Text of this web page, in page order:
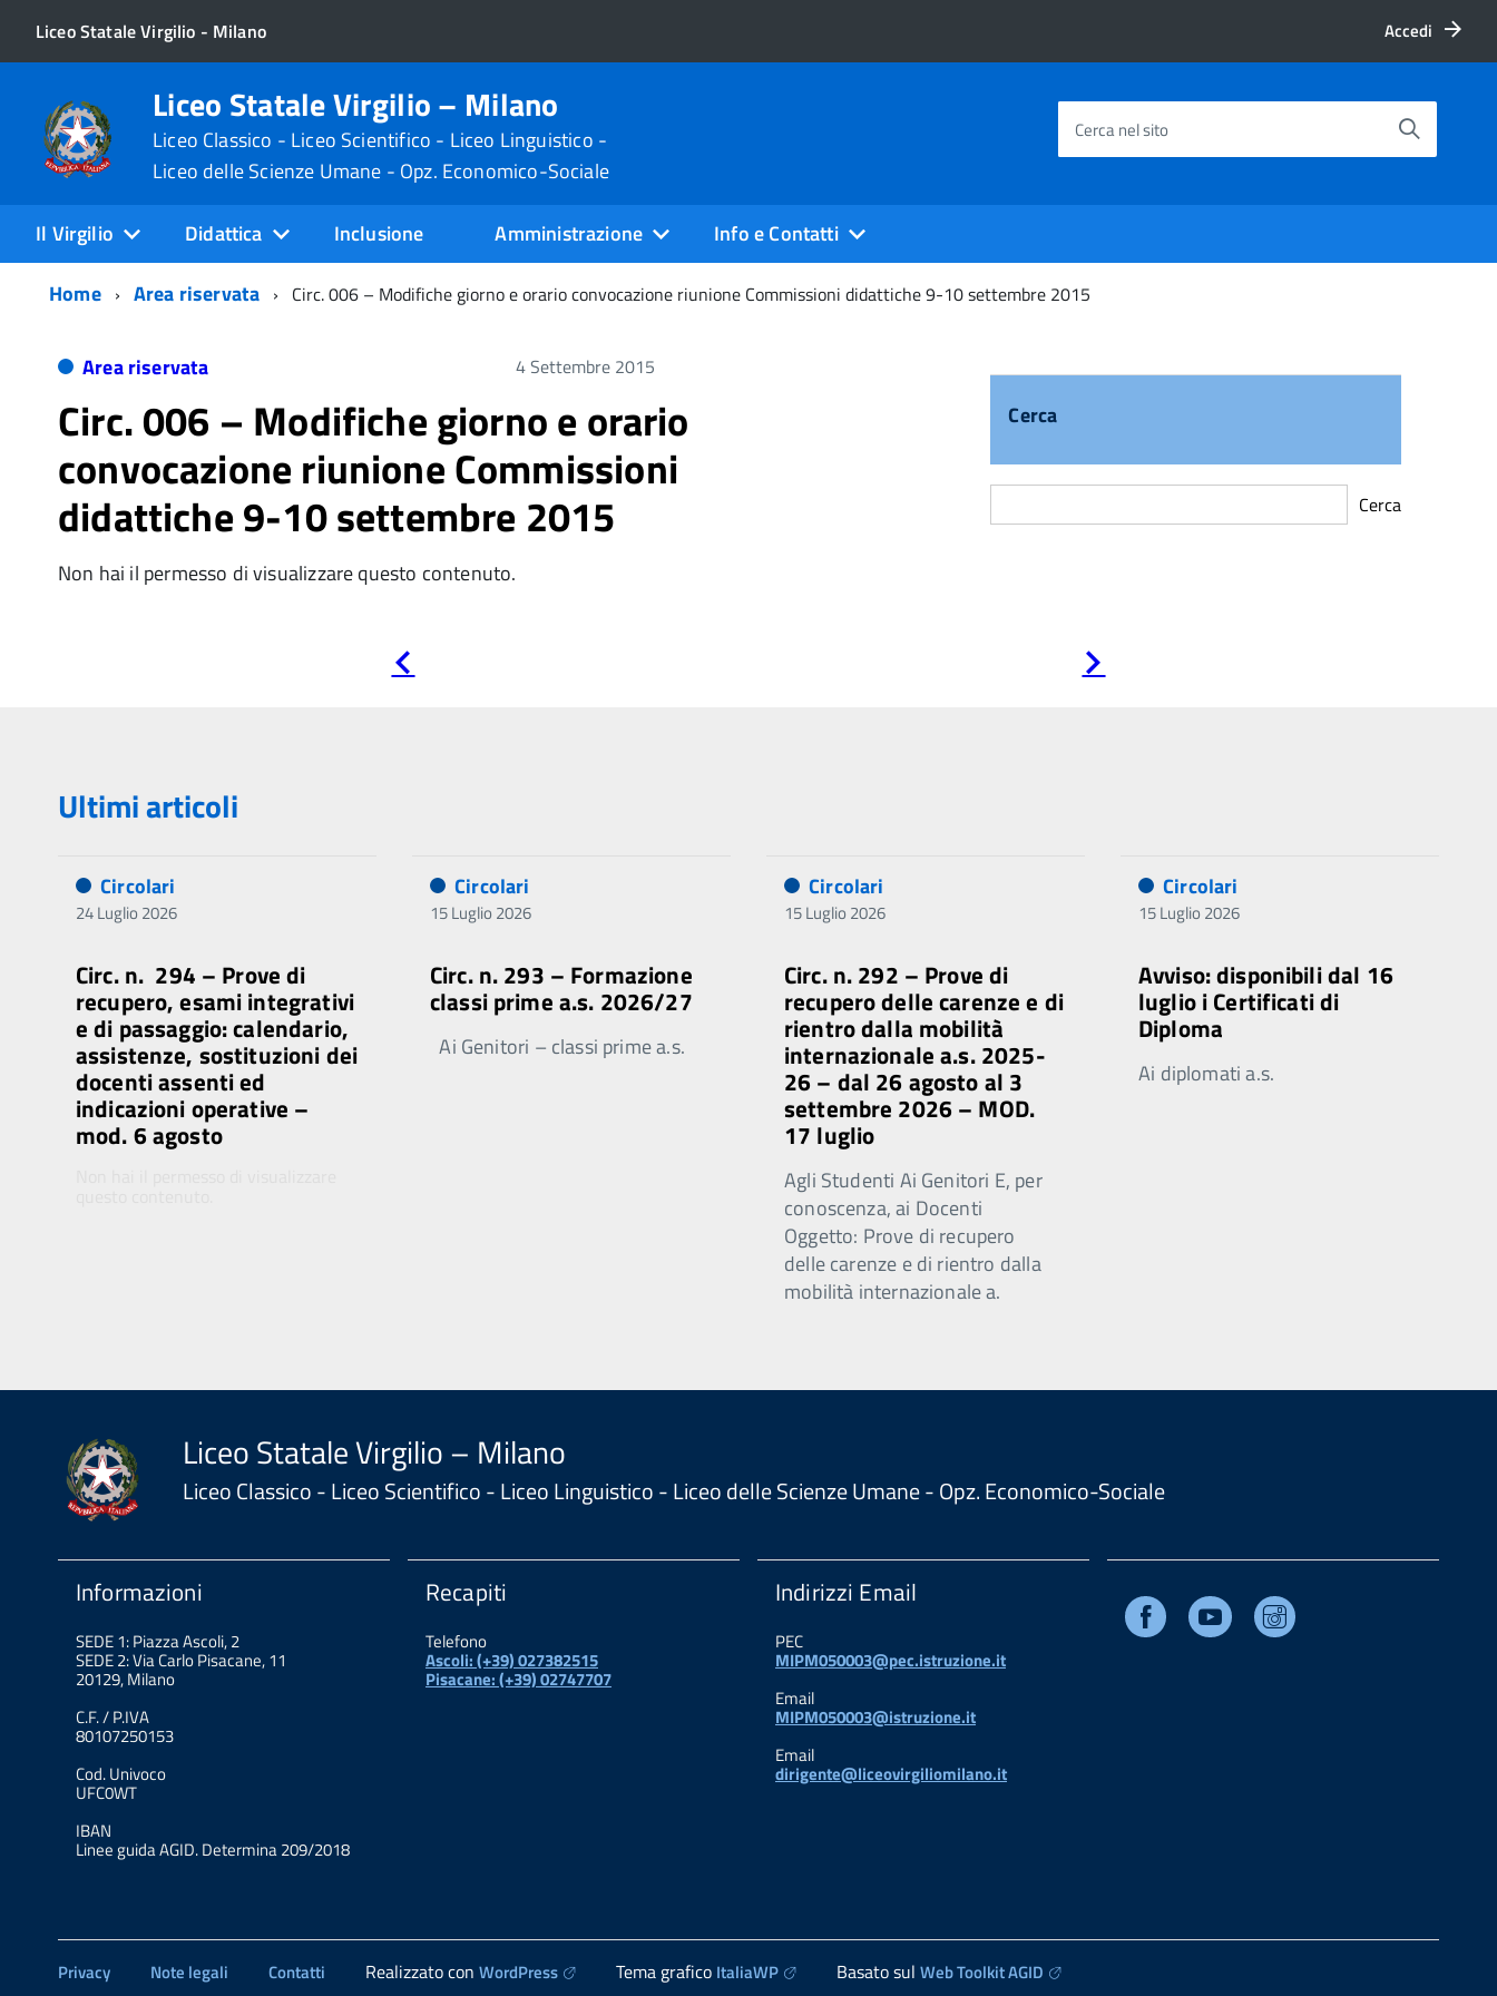
Liceo Statale Virgilio - Milano Accedi
Liceo Statale Virgilio – Milano
Liceo Classico - Liceo Scientifico - Liceo Linguistico -
Liceo delle Scienze Umane - Opz. Economico-Sociale
Cerca nel sito
Il Virgilio Didattica Inclusione Amministrazione
Info e Contatti
Home
Area riservata Circ. 006 – Modifiche giorno e orario convocazione riunione Commissioni didattiche 9-10 settembre 2015
Area riservata 4 Settembre 2015
Circ. 006 – Modifiche giorno e orario
convocazione riunione Commissioni
didattiche 9-10 settembre 2015
Non hai il permesso di visualizzare questo contenuto.
Cerca
Cerca
precedente successiva
Ultimi articoli
Circolari
24 Luglio 2026
Circ. n. 294 – Prove di
recupero, esami integrativi
e di passaggio: calendario,
assistenze, sostituzioni dei
docenti assenti ed
indicazioni operative –
mod. 6 agosto
Circolari
15 Luglio 2026
Circ. n. 293 – Formazione
classi prime a.s. 2026/27
Ai Genitori – classi prime a.s.
Circolari
15 Luglio 2026
Circ. n. 292 – Prove di
recupero delle carenze e di
rientro dalla mobilità
internazionale a.s. 2025-
26 – dal 26 agosto al 3
settembre 2026 – MOD.
17 luglio
Agli Studenti Ai Genitori E, per
conoscenza, ai Docenti
Oggetto: Prove di recupero
delle carenze e di rientro dalla
mobilità internazionale a.
Circolari
15 Luglio 2026
Avviso: disponibili dal 16
luglio i Certificati di
Diploma
Ai diplomati a.s.
Liceo Statale Virgilio – Milano
Liceo Classico - Liceo Scientifico - Liceo Linguistico - Liceo delle Scienze Umane - Opz. Economico-Sociale
Informazioni
SEDE 1: Piazza Ascoli, 2
SEDE 2: Via Carlo Pisacane, 11
20129, Milano
C.F. / P.IVA
80107250153
Cod. Univoco
UFC0WT
IBAN
Linee guida AGID. Determina 209/2018
Recapiti
Telefono
Ascoli: (+39) 027382515
Pisacane: (+39) 02747707
Indirizzi Email
PEC
MIPM050003@pec.istruzione.it
Email
MIPM050003@istruzione.it
Email
dirigente@liceovirgiliomilano.it
Facebook Youtube
Privacy Note legali Contatti Realizzato con WordPress Tema grafico ItaliaWP Basato sul Web Toolkit AGID